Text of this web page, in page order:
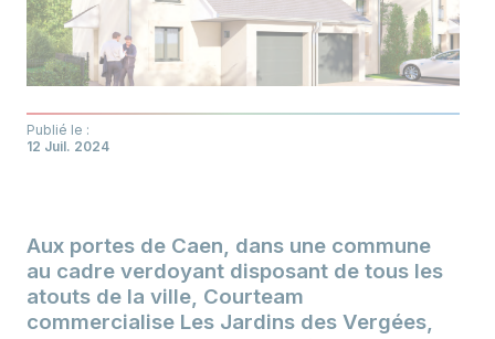
Publié le :
12 Juil. 2024
Aux portes de Caen, dans une commune
au cadre verdoyant disposant de tous les
atouts de la ville, Courteam
commercialise Les Jardins des Vergées,